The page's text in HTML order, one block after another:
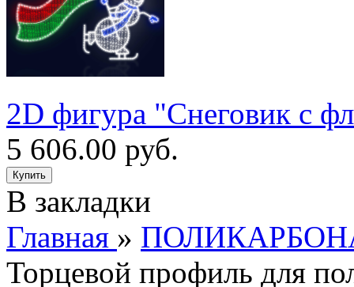
2D фигура "Снеговик с
5 606.00 руб.
В закладки
Главная »
Торцевой профиль для